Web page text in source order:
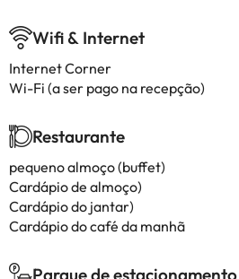
Wifi & Internet
Internet Corner
Wi-Fi (a ser pago na recepção)
Restaurante
pequeno almoço (buffet)
Cardápio de almoço)
Cardápio do jantar)
Cardápio do café da manhã
Parque de estacionamento